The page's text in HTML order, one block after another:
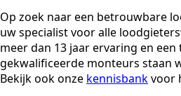
Op zoek naar een betrouwbare
uw specialist voor alle
meer dan 13 jaar ervaring en een
gekwalificeerde monteurs staan
Bekijk ook onze kennisbankvoor